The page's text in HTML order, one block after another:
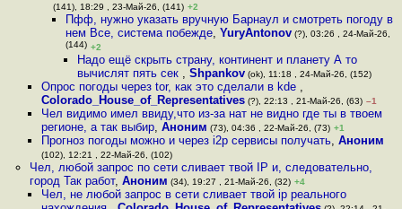
(141), 18:29 , 23-Май-26, (141) +2
Пфф, нужно указать вручную Барнаул и смотреть погоду в
нем Все, система побежде, YuryAntonov(?), 03:26 , 24-Май-26,
(144) +2
Надо ещё скрыть страну, континент и планету А то
вычислят пять сек , Shpankov(ok), 11:18 , 24-Май-26, (152)
Опрос погоды через tor, как это сделали в kde ,
Colorado_House_of_Representatives(?), 22:13 , 21-Май-26, (63) –1
Чел видимо имел ввиду,что из-за нат не видно где ты в твоем
регионе, а так выбир, Аноним (73), 04:36 , 22-Май-26, (73) +1
Прогноз погоды можно и через i2p сервисы получать, Аноним
(102), 12:21 , 22-Май-26, (102)
Чел, любой запрос по сети сливает твой IP и, следовательно,
город Так работ, Аноним (34), 19:27 , 21-Май-26, (32) +4
Чел, не любой запрос в сети сливает твой ip реального